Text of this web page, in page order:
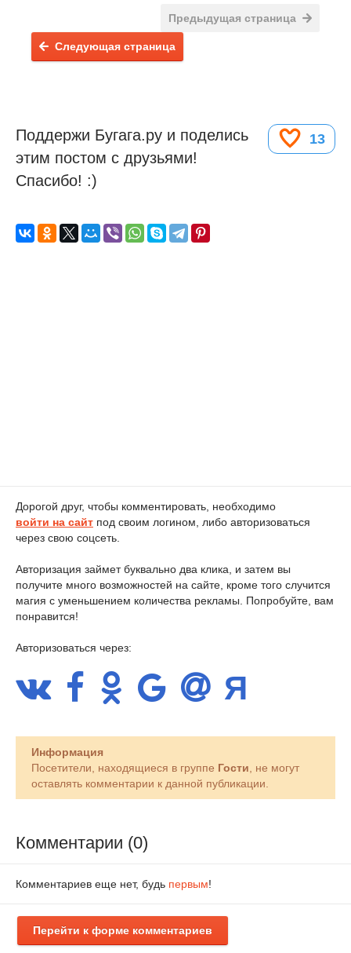
Предыдущая страница
Следующая страница
13
Поддержи Бугага.ру и поделись
этим постом с друзьями!
Спасибо! :)
Дорогой друг, чтобы комментировать, необходимо
войти на сайт под своим логином, либо авторизоваться
через свою соцсеть.
Авторизация займет буквально два клика, и затем вы
получите много возможностей на сайте, кроме того случится
магия с уменьшением количества рекламы. Попробуйте, вам
понравится!
Авторизоваться через:
Информация
Посетители, находящиеся в группе Гости , не могут
оставлять комментарии к данной публикации.
Комментарии (0)
Комментариев еще нет, будь первым!
Перейти к форме комментариев